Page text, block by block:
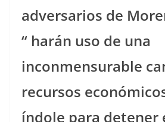
adversarios de
“ harán uso de una
inconmensurable
recursos
índole para detener